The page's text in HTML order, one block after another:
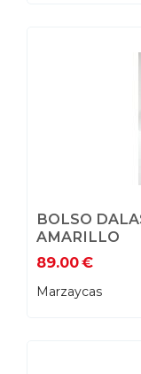
BOLSO
AMARILLO
89.00€
Marzaycas